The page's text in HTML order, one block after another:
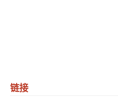
链接